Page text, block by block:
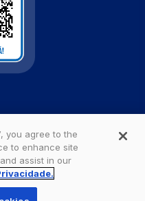
you agree to the
to enhance site
assist in our